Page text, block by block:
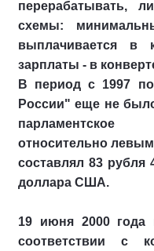
перерабатывать,
схемы:
выплачивается в
зарплаты - в
В период с 1997
России" еще не
относительно
составлял 83 рубля
доллара США.
19 июня 2000
соответствии с